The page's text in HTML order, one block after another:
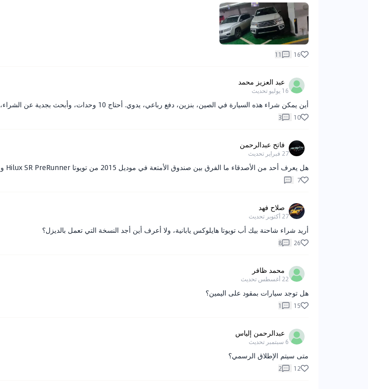
16
11
عبد العزيز محمد
16 يوليو تحديث
أين يمكن شراء هذه السيارة في الصين، بنزين، دفع رباعي، يدوي. أحتاج 10 وحدات، وأبحث بجدية عن الشراء، وأقبل الحجز.
10
3
فاتح عبدالرحمن
27 فبراير تحديث
هل يعرف أحد من الأصدقاء ما الفرق بين صندوق الأمتعة في موديل 2015 من تويوتا Hilux SR PreRunner و SR5؟
7
صلاح فهد
27 أكتوبر تحديث
أريد شراء شاحنة بيك أب تويوتا هايلوكس يابانية، ولا أعرف أين أجد النسخة التي تعمل بالديزل؟
26
8
محمد ظافر
22 أغسطس تحديث
هل توجد سيارات بمقود على اليمين؟
15
1
عبدالرحمن إلياس
6 سبتمبر تحديث
متى سيتم الإطلاق الرسمي؟
12
2